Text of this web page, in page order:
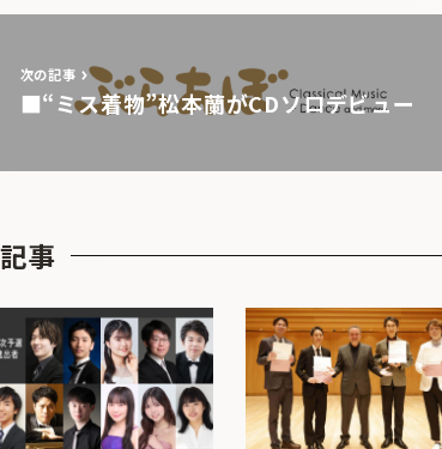
次の記事
■“ミス着物”松本蘭がCDソロデビュー
事